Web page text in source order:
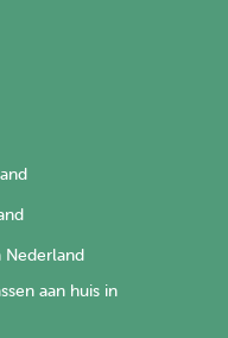
aan huis in